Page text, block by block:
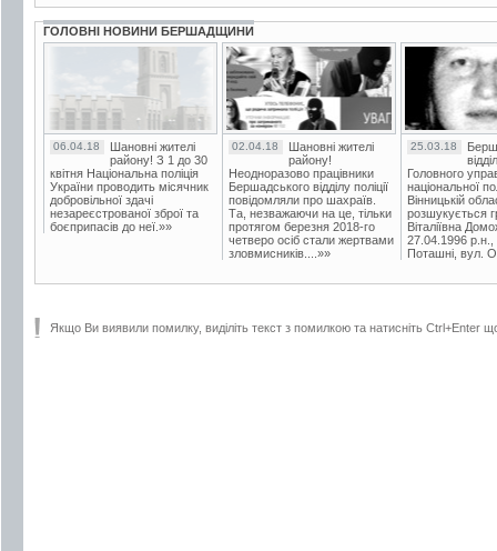
ГОЛОВНІ НОВИНИ БЕРШАДЩИНИ
06.04.18
Шановні жителі
району! З 1 до 30
квітня Національна поліція
України проводить місячник
добровільної здачі
незареєстрованої зброї та
боєприпасів до неї.»»
02.04.18
Шановні жителі
району!
Неодноразово працівники
Бершадського відділу поліції
повідомляли про шахраїв.
Та, незважаючи на це, тільки
протягом березня 2018-го
четверо осіб стали жертвами
зловмисників....»»
25.03.18
Головного
національної
Вінницькій
розшукується
Віталіївна
27.04.1996 р.н.,
Поташні, вул.
Якщо Ви виявили помилку, виділіть текст з помилкою та натисніть Ctrl+Enter